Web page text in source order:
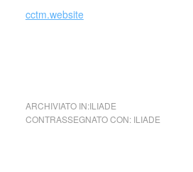
cctm.website
ARCHIVIATO IN:ILIADE
CONTRASSEGNATO CON: ILIADE